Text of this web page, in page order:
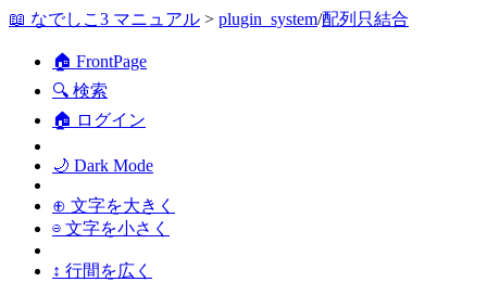
📖 なでしこ3 マニュアル > plugin_system/配列只結合
🏠 FrontPage
🔍 検索
🏠 ログイン
🌙 Dark Mode
⊕ 文字を大きく
⊖ 文字を小さく
↕ 行間を広く